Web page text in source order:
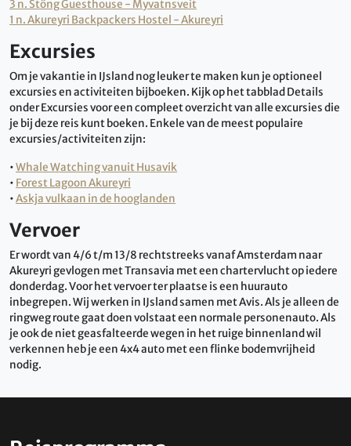
3 n. Stöng Guesthouse - Myvatnsveit
1 n. Akureyri Backpackers Hostel - Akureyri
Excursies
Om je vakantie in IJsland nog leuker te maken kun je optioneel
excursies en activiteiten bijboeken. Kijk op het tabblad Details
onder Excursies voor een compleet overzicht van alle excursies die
je bij deze reis kunt boeken. Enkele van de meest populaire
excursies/activiteiten zijn:
•Whale Watching vanuit Husavik
• Forest Lagoon Akureyri
•Askja vulkaan in de hooglanden
Vervoer
Er wordt van 4/6 t/m 13/8 rechtstreeks vanaf Amsterdam naar
Akureyri gevlogen met Transavia met een chartervlucht op iedere
donderdag. Voor het vervoer ter plaatse is een huurauto
inbegrepen. Wij werken in IJsland samen met Avis. Als je alleen de
ringweg route gaat doen volstaat een normale personenauto. Als
je ook de niet geasfalteerde wegen in het ruige binnenland wil
verkennen heb je een 4x4 auto met een flinke bodemvrijheid
nodig.